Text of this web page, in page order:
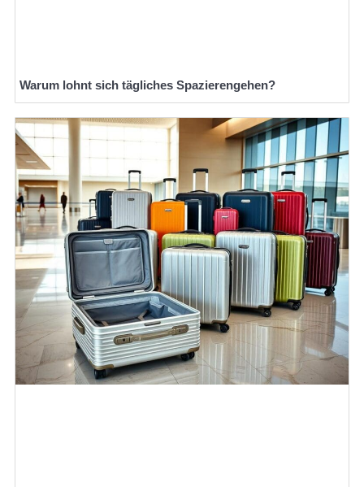
Warum lohnt sich tägliches Spazierengehen?